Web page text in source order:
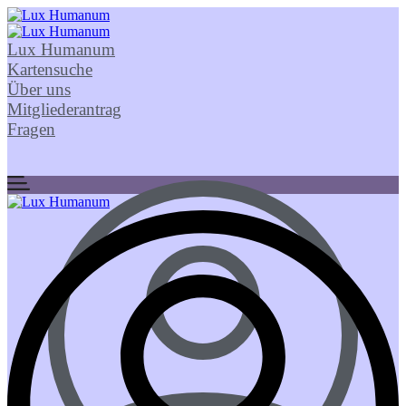
Lux Humanum
Kartensuche
Über uns
Mitgliederantrag
Fragen